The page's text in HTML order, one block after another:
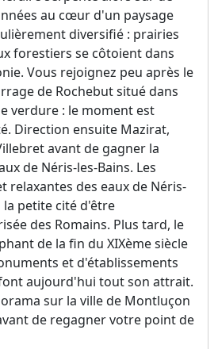
au cœur d'un paysage
diversifié : prairies
forestiers se côtoient dans
Vous rejoignez peu après le
de Rochebut situé dans
verdure : le moment est
Direction ensuite Mazirat,
avant de gagner la
de Néris-les-Bains. Les
relaxantes des eaux de Néris-
la petite cité d'être
des Romains. Plus tard, le
de la fin du XIXème siècle
et d'établissements
aujourd'hui tout son attrait.
sur la ville de Montluçon
de regagner votre point de